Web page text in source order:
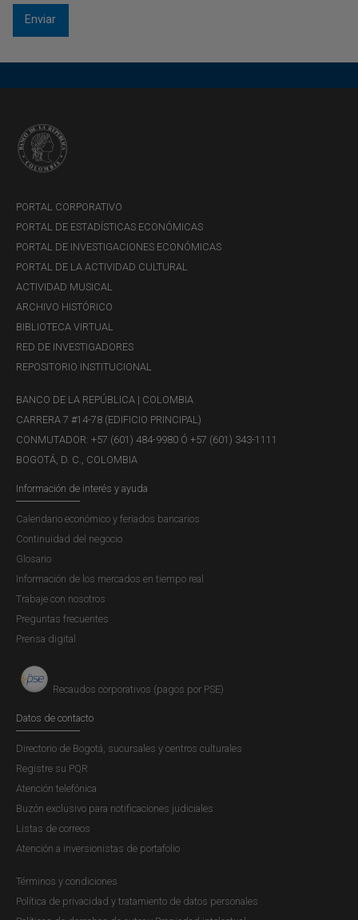
PORTAL CORPORATIVO
PORTAL DE ESTADÍSTICAS ECONÓMICAS
PORTAL DE INVESTIGACIONES ECONÓMICAS
PORTAL DE LA ACTIVIDAD CULTURAL
ACTIVIDAD MUSICAL
ARCHIVO HISTÓRICO
BIBLIOTECA VIRTUAL
RED DE INVESTIGADORES
REPOSITORIO INSTITUCIONAL
BANCO DE LA REPÚBLICA | COLOMBIA
CARRERA 7 #14-78 (EDIFICIO PRINCIPAL)
CONMUTADOR: +57 (601) 484-9980 Ó +57 (601) 343-1111
BOGOTÁ, D. C., COLOMBIA
Información de interés y ayuda
Calendario económico y feriados bancarios
Continuidad del negocio
Glosario
Información de los mercados en tiempo real
Trabaje con nosotros
Preguntas frecuentes
Prensa digital
Recaudos corporativos (pagos por PSE)
Datos de contacto
Directorio de Bogotá, sucursales y centros culturales
Registre su PQR
Atención telefónica
Buzón exclusivo para notificaciones judiciales
Listas de correos
Atención a inversionistas de portafolio
Términos y condiciones
Política de privacidad y tratamiento de datos personales